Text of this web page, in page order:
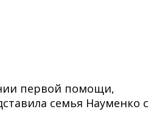
первой помощи,
семья Науменко с